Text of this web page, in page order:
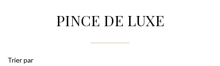
PINCE DE LUXE
Trier par